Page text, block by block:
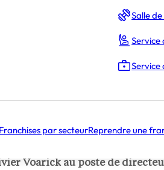
Salle
Service
Service
Franchises par secteurReprendre une
Voarick au poste de